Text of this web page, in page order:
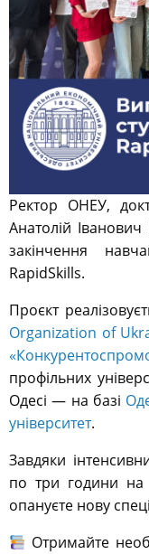
Ректор ОНЕУ,
Анатолій
закінчення
RapidSkills.
Проєкт
Organization of
профільних
Одесі — на базі
університет.
Завдяки
по три години на
опануєте нову
Отримайте